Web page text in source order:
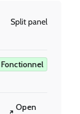
Split panel
Fonctionnel
Open